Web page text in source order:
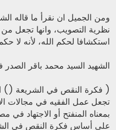
ومن الجميل ان نقرأ ما قاله
نظرية التصويب، وانها تجعل
استكشافا لحكم الله، لأنه لا
الشهيد السيد محمد باقر الصدر
( فكرة النقص في الشريعة ()
تجعل عمل الفقيه في مجالات
بمعناه المنفتح أو الاجتهاد
على أساس فكرة النقص في